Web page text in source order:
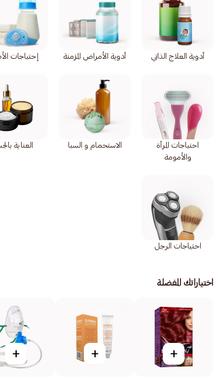
أدوية العلاج الذاتي أدوية الأمراض المزمنة إحتياجات
احتياجات المرأة
والأمومة
الاستحمام و السبا العناية
احتياجات الرجل
اختياراتك المفضلة
+
+
+